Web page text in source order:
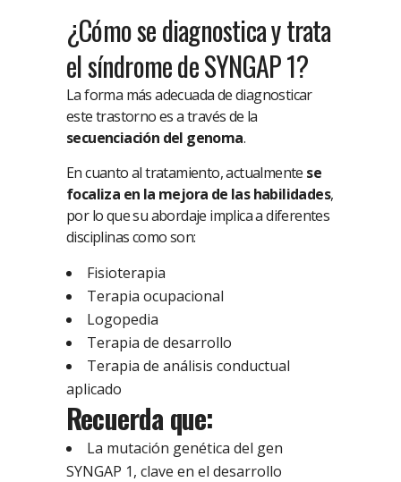
¿Cómo se diagnostica y trata
el síndrome de SYNGAP 1?
La forma más adecuada de diagnosticar
este trastorno es a través de la
secuenciación del genoma.
En cuanto al tratamiento, actualmente se
focaliza en la mejora de las habilidades,
por lo que su abordaje implica a diferentes
disciplinas como son:
Fisioterapia
Terapia ocupacional
Logopedia
Terapia de desarrollo
Terapia de análisis conductual
aplicado
Recuerda que:
La mutación genética del gen
SYNGAP 1, clave en el desarrollo